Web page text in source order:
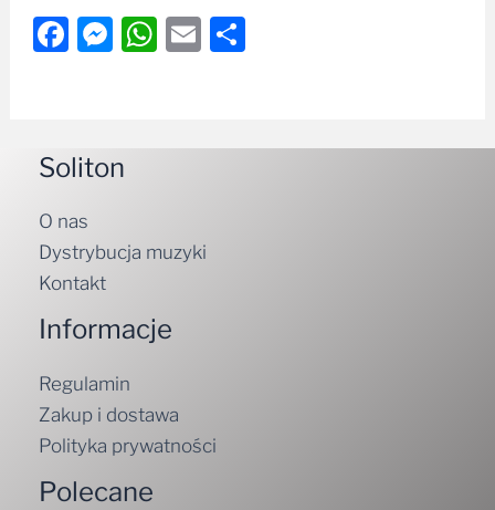
Facebook
Messenger
WhatsApp
Email
Soliton
O nas
Dystrybucja muzyki
Kontakt
Informacje
Regulamin
Zakup i dostawa
Polityka prywatności
Polecane